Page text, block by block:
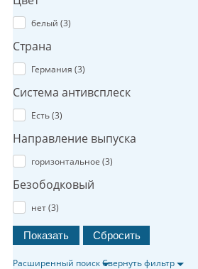
белый (3)
Страна
Германия (3)
Система антивсплеск
Есть (3)
Направление выпуска
горизонтальное (3)
Безободковый
нет (3)
Расширенный поискСвернуть фильтр